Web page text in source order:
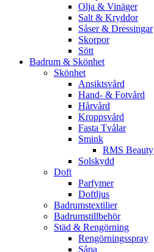
Olja & Vinäger
Salt & Kryddor
Såser & Dressingar
Skorpor
Sött
Badrum & Skönhet
Skönhet
Ansiktsvård
Hand- & Fotvård
Hårvård
Kroppsvård
Fasta Tvålar
Smink
RMS Beauty
Solskydd
Doft
Parfymer
Doftljus
Badrumstextilier
Badrumstillbehör
Städ & Rengörning
Rengörningsspray
Såpa